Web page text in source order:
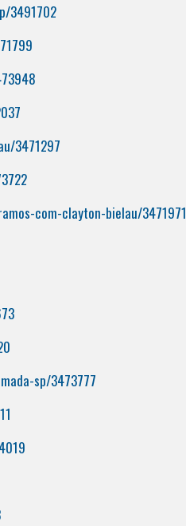
3491702
3471297
com-clayton-bielau/3471971
sp/3473777